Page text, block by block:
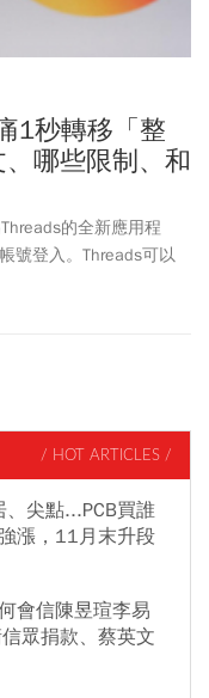
1秒轉移「整
哪些限制、和
的全新應用程
號登入。Threads可以
度上限5分鐘的影音內
/ HOT ARTICLES /
尖點...PCB買誰
漲，11月末升段
會信陳昱瑄李易
眾捐款、蔡英文